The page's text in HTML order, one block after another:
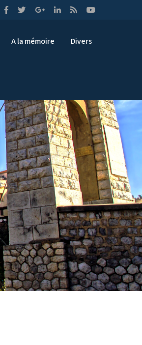
A la mémoire Divers